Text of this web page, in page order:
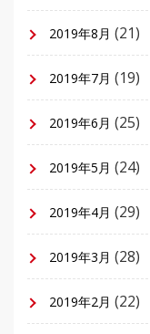
2019年8月 (21)
2019年7月 (19)
2019年6月 (25)
2019年5月 (24)
2019年4月 (29)
2019年3月 (28)
2019年2月 (22)